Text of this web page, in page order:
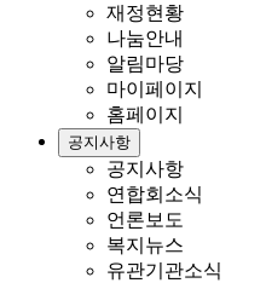
재정현황
나눔안내
알림마당
마이페이지
홈페이지
공지사항
공지사항
연합회소식
언론보도
복지뉴스
유관기관소식